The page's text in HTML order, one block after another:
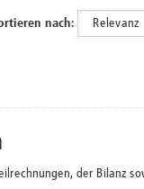
nach
der Bilanz